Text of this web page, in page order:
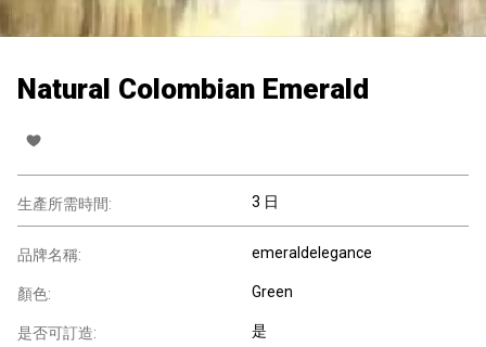
Natural Colombian Emerald
生產所需時間: 3 日
品牌名稱: emeraldelegance
顏色: Green
是否可訂造: 是